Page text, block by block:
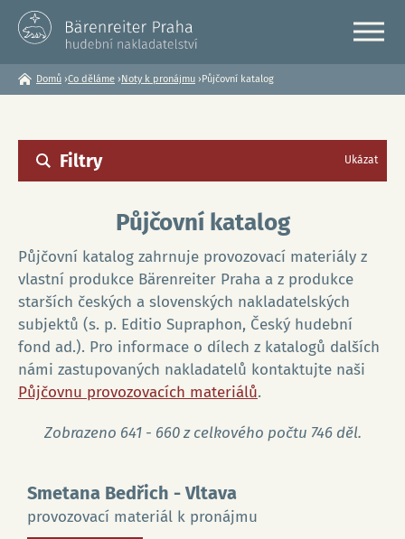
JsteDomů ›Co děláme ›Noty k pronájmu ›Půjčovní katalog
Filtry Ukázat
Půjčovní katalog
Půjčovní katalog zahrnuje provozovací materiály z
vlastní produkce Bärenreiter Praha a z produkce
starších českých a slovenských nakladatelských
subjektů (s. p. Editio Supraphon, Český hudební
fond ad.). Pro informace o dílech z katalogů dalších
námi zastupovaných nakladatelů kontaktujte naši
Půjčovnu provozovacích materiálů.
Zobrazeno 641 - 660 z celkového počtu 746 děl.
Smetana Bedřich - Vltava
provozovací materiál k pronájmu